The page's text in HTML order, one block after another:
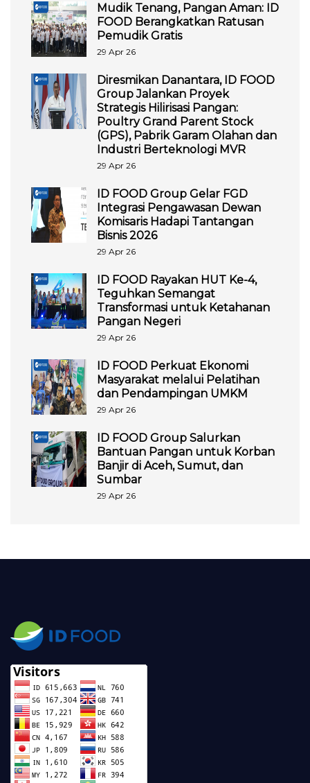
Mudik Tenang, Pangan Aman: ID
FOOD Berangkatkan Ratusan
Pemudik Gratis
29 Apr 26
Diresmikan Danantara, ID FOOD
Group Jalankan Proyek
Strategis Hilirisasi Pangan:
Poultry Grand Parent Stock
(GPS), Pabrik Garam Olahan dan
Industri Berteknologi MVR
29 Apr 26
ID FOOD Group Gelar FGD
Integrasi Pengawasan Dewan
Komisaris Hadapi Tantangan
Bisnis 2026
29 Apr 26
ID FOOD Rayakan HUT Ke-4,
Teguhkan Semangat
Transformasi untuk Ketahanan
Pangan Negeri
29 Apr 26
ID FOOD Perkuat Ekonomi
Masyarakat melalui Pelatihan
dan Pendampingan UMKM
29 Apr 26
ID FOOD Group Salurkan
Bantuan Pangan untuk Korban
Banjir di Aceh, Sumut, dan
Sumbar
29 Apr 26